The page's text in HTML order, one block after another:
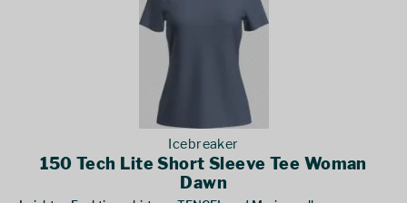
Icebreaker
150 Tech Lite Short Sleeve Tee Woman
Dawn